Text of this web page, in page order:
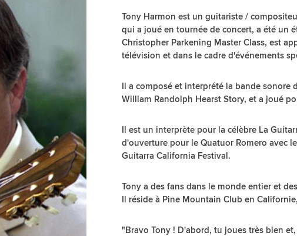
Tony Harmon est un guitariste /
qui a joué en tournée de concert, a été un
Christopher Parkening Master Class, est
télévision et dans le cadre d'événements
Il a composé et interprété la bande sonore
William Randolph Hearst Story, et a joué
Il est un interprète pour la célèbre La
d'ouverture pour le Quatuor Romero avec
Guitarra California Festival.
Tony a des fans dans le monde entier et
Il réside à Pine Mountain Club en
"Bravo Tony ! D'abord, tu joues très bien